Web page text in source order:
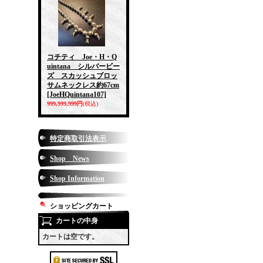
コチティ Joe・H・Q
uintana シルバービー
ズ スカッシュブロッ
サムネックレス約67cm
[JoeHQuintana107]
999,999,999円(税込)
特定商取引法表示
Shop News
Shop Information
ショッピングカート
カートの中身
カートは空です。